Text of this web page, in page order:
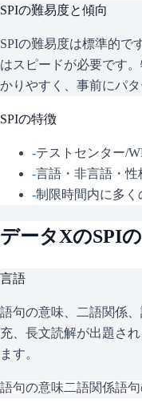
SPIの難易度と傾向
SPIの難易度は標準的で
はスピードが必要です
かりやすく、事前にパ
SPIの特徴
-テストセンター/
-言語・非言語・性
-制限時間内に多く
データXのSPI
言語
語句の意味、二語関係
充、長文読解が出題さ
ます。
語句の意味二語関係語